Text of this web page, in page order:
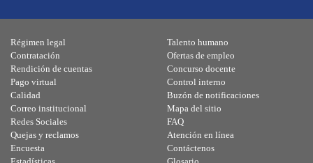
Régimen legal
Contratación
Rendición de cuentas
Pago virtual
Calidad
Talento humano
Ofertas de empleo
Concurso docente
Control interno
Buzón de notificaciones
Correo institucional
Redes Sociales
Quejas y reclamos
Encuesta
Mapa del sitio
FAQ
Atención en línea
Contáctenos